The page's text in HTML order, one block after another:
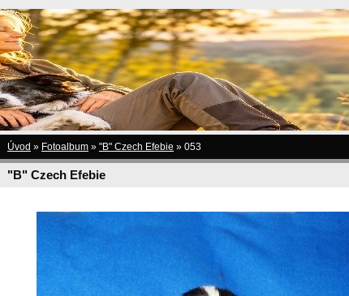
Úvod » Fotoalbum » "B" Czech Efebie » 053
"B" Czech Efebie